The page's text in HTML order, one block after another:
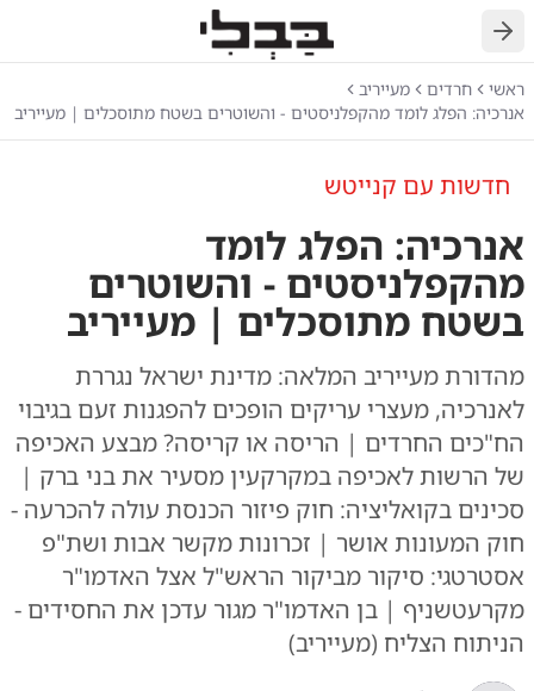
חזרה
ראשי חרדים
מעייריב
אנרכיה: הפלג לומד מהקפלניסטים - והשוטרים בשטח מתוסכלים | מעייריב
חדשות עם קנייטש
אנרכיה: הפלג לומד
מהקפלניסטים - והשוטרים
בשטח מתוסכלים | מעייריב
מהדורת מעייריב המלאה: מדינת ישראל נגררת
לאנרכיה, מעצרי עריקים הופכים להפגנות זעם בגיבוי
הח"כים החרדים | הריסה או קריסה? מבצע האכיפה
של הרשות לאכיפה במקרקעין מסעיר את בני ברק |
סכינים בקואליציה: חוק פיזור הכנסת עולה להכרעה -
חוק המעונות אושר | זכרונות מקשר אבות ושת"פ
אסטרטגי: סיקור מביקור הראש"ל אצל האדמו"ר
מקרעטשניף | בן האדמו"ר מגור עדכן את החסידים -
הניתוח הצליח (מעייריב)